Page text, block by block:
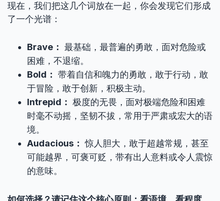
现在，我们把这几个词放在一起，你会发现它们形成
了一个光谱：
Brave： 最基础，最普遍的勇敢，面对危险或
困难，不退缩。
Bold： 带着自信和魄力的勇敢，敢于行动，敢
于冒险，敢于创新，积极主动。
Intrepid： 极度的无畏，面对极端危险和困难
时毫不动摇，坚韧不拔，常用于严肃或宏大的语
境。
Audacious： 惊人胆大，敢于超越常规，甚至
可能越界，可褒可贬，带有出人意料或令人震惊
的意味。